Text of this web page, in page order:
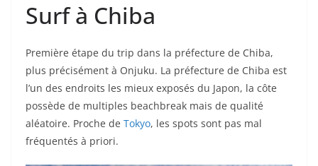
Surf à Chiba
Première étape du trip dans la préfecture de Chiba,
plus précisément à Onjuku. La préfecture de Chiba est
l’un des endroits les mieux exposés du Japon, la côte
possède de multiples beachbreak mais de qualité
aléatoire. Proche de Tokyo, les spots sont pas mal
fréquentés à priori.